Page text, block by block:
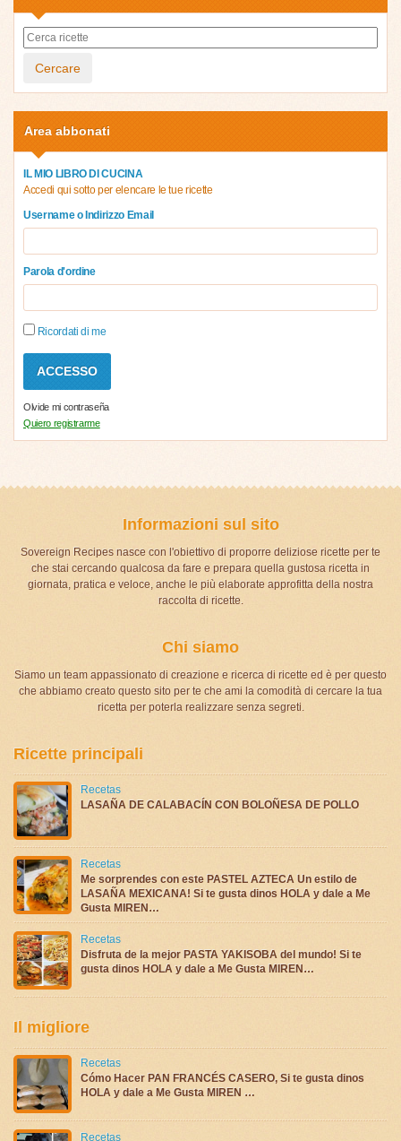
Cercare
Area abbonati
IL MIO LIBRO DI CUCINA
Accedi qui sotto per elencare le tue ricette
Username o Indirizzo Email
Parola d'ordine
Ricordati di me
Olvide mi contraseña
Quiero registrarme
Informazioni sul sito
Sovereign Recipes nasce con l'obiettivo di proporre deliziose ricette per te
che stai cercando qualcosa da fare e prepara quella gustosa ricetta in
giornata, pratica e veloce, anche le più elaborate approfitta della nostra
raccolta di ricette.
Chi siamo
Siamo un team appassionato di creazione e ricerca di ricette ed è per questo
che abbiamo creato questo sito per te che ami la comodità di cercare la tua
ricetta per poterla realizzare senza segreti.
Ricette principali
Recetas
LASAÑA DE CALABACÍN CON BOLOÑESA DE POLLO
Recetas
Me sorprendes con este PASTEL AZTECA Un estilo de
LASAÑA MEXICANA! Si te gusta dinos HOLA y dale a Me
Gusta MIREN…
Recetas
Disfruta de la mejor PASTA YAKISOBA del mundo! Si te
gusta dinos HOLA y dale a Me Gusta MIREN…
Il migliore
Recetas
Cómo Hacer PAN FRANCÉS CASERO, Si te gusta dinos
HOLA y dale a Me Gusta MIREN …
Recetas